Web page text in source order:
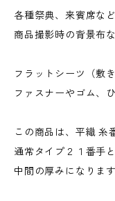
各種祭典、来賓席な
商品撮影時の背景布
フラットシーツ（敷
ファスナーやゴム、
この商品は、平織 糸
通常タイプ２１番手
中間の厚みになります